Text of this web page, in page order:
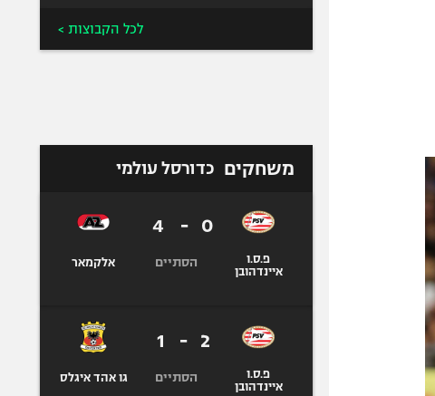
לכל הקבוצות >
משחקים כדורסל עולמי
פ.ס.ו
איינדהובן
0
-
4
הסתיים אלקמאר
פ.ס.ו
איינדהובן
2
-
1
הסתיים גו אהד איגלס